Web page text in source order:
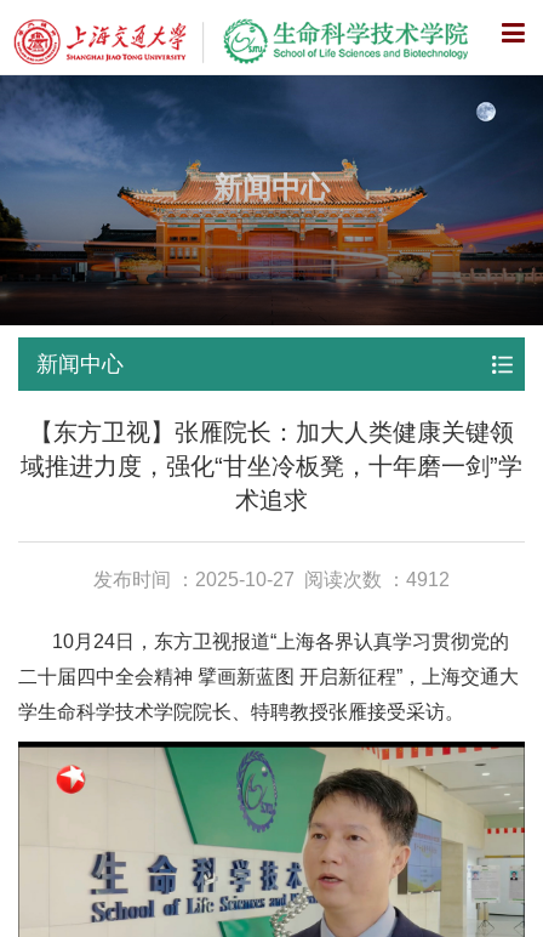
X
新闻中心
新闻中心
【东方卫视】张雁院长：加大人类健康关键领
域推进力度，强化“甘坐冷板凳，十年磨一剑”学
术追求
发布时间 ：2025-10-27 阅读次数 ：4912
10月24日，东方卫视报道“上海各界认真学习贯彻党的
二十届四中全会精神 擘画新蓝图 开启新征程”，上海交通大
学生命科学技术学院院长、特聘教授张雁接受采访。